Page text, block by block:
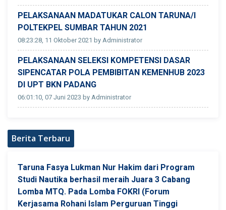
PELAKSANAAN MADATUKAR CALON TARUNA/I
POLTEKPEL SUMBAR TAHUN 2021
08:23:28, 11 Oktober 2021 by Administrator
PELAKSANAAN SELEKSI KOMPETENSI DASAR
SIPENCATAR POLA PEMBIBITAN KEMENHUB 2023
DI UPT BKN PADANG
06:01:10, 07 Juni 2023 by Administrator
Berita Terbaru
Taruna Fasya Lukman Nur Hakim dari Program
Studi Nautika berhasil meraih Juara 3 Cabang
Lomba MTQ. Pada Lomba FOKRI (Forum
Kerjasama Rohani Islam Perguruan Tinggi